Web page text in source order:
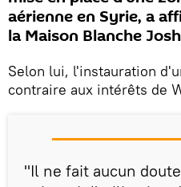
aérienne en Syrie, a
la Maison Blanche
Selon lui, l'instauration
contraire aux intérêts de
"Il ne fait aucun